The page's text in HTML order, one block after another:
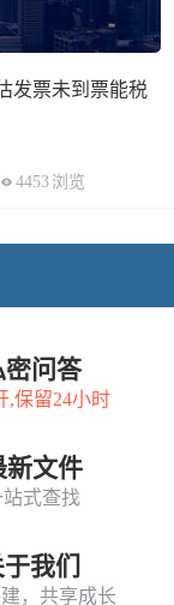
发票未到票能税
4453 浏览
密问答
,保留24小时
新文件
站式查找
我们
，共享成长